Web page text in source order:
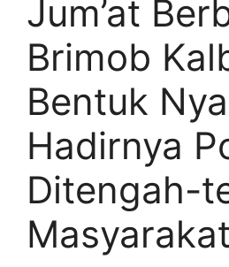
Jum’at
Brimob
Bentuk
Hadirnya
Ditengah-
Masyarakat